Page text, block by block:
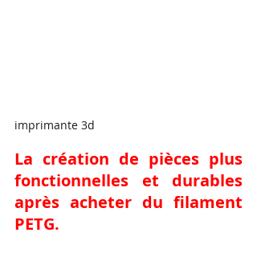
imprimante 3d
La création de pièces plus
fonctionnelles et durables
après acheter du filament
PETG.